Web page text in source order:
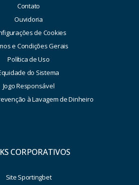
Contato
Ouvidoria
de Cookies
e Condições Gerais
Política de Uso
do Sistema
Jogo Responsável
à Lavagem de Dinheiro
CORPORATIVOS
Site Sportingbet